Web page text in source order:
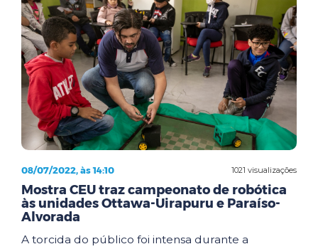
1021 visualizações
08/07/2022, às 14:10
Mostra CEU traz campeonato de robótica
às unidades Ottawa-Uirapuru e Paraíso-
Alvorada
A torcida do público foi intensa durante a